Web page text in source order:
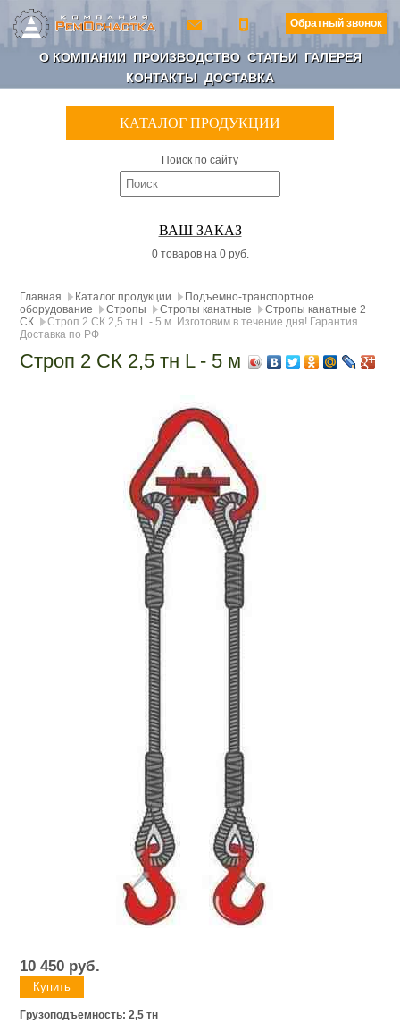
Обратный звонок
О КОМПАНИИ ПРОИЗВОДСТВО СТАТЬИ ГАЛЕРЕЯ
КОНТАКТЫ ДОСТАВКА
КАТАЛОГ ПРОДУКЦИИ
Поиск по сайту
ВАШ ЗАКАЗ
0 товаров на 0 руб.
Главная Каталог продукции
Подъемно-транспортное
оборудование
Стропы Стропы канатные
Стропы канатные 2
СК
Строп 2 СК 2,5 тн L - 5 м. Изготовим в течение дня! Гарантия.
Доставка по РФ
Строп 2 СК 2,5 тн L - 5 м
10 450 руб.
Грузоподъемность: 2,5 тн